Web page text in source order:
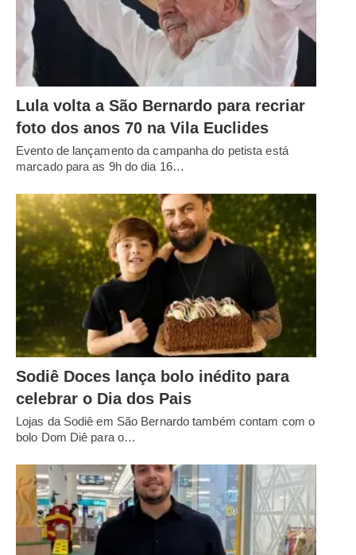
Lula volta a São Bernardo para recriar
foto dos anos 70 na Vila Euclides
Evento de lançamento da campanha do petista está
marcado para as 9h do dia 16…
Sodiê Doces lança bolo inédito para
celebrar o Dia dos Pais
Lojas da Sodiê em São Bernardo também contam com o
bolo Dom Diê para o…